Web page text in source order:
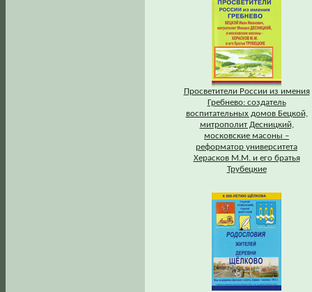
Просветители России из имения
Гребнево: создатель
воспитательных домов Бецкой,
митрополит Десницкий,
московские масоны –
реформатор университета
Херасков М.М. и его братья
Трубецкие